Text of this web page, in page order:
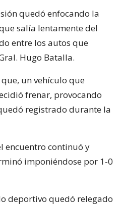
quedó enfocando la
salía lentamente del
entre los autos que
Hugo Batalla.
un vehículo que
frenar, provocando
registrado durante la
encuentro continuó y
imponiéndose por 1-0
deportivo quedó relegado